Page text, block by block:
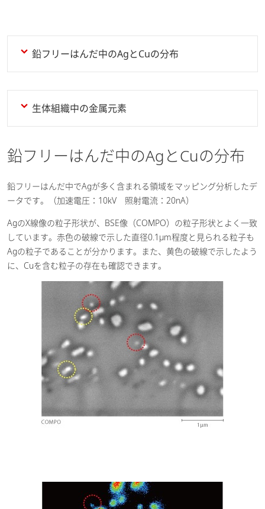
工業材料・マテリアル 環境
2025-08-19
水素還元後の製鉄用焼結鉱の分析
[ PDF / 2MB ]
工業材料・マテリアル
環境
クリーンエネルギー
SEMサーボパルサを使用した溶接
材の3点曲げ疲労試験[ PDF /
986.15KB ]
2024-09-03
積層セラミックコンデンサの元素
[ PDF / 1.12MB ]
電気・電子
2024-08-21
製鉄用焼結鉱の酸化鉄状態分析
PDF / 1.33MB ]
自動車
2024-03-21
工業材料・マテリアル 環境
鉛フリーはんだ中のAgとCuの分布
生体組織中の金属元素
鉛フリーはんだ中のAgとCuの分布
鉛フリーはんだ中でAgが多く含まれる領域をマッピング分析したデ
ータです。（加速電圧：10kV 照射電流：20nA）
AgのX線像の粒子形状が、BSE像（COMPO）の粒子形状とよく一致
しています。赤色の破線で示した直径0.1µm程度と見られる粒子も
Agの粒子であることが分かります。また、黄色の破線で示したよう
に、Cuを含む粒子の存在も確認できます。